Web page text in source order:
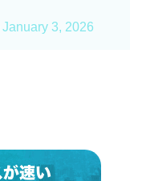
January 3, 2026